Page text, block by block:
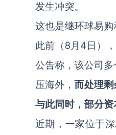
发生冲突。
这也是继环球易
此前（8月4日）
公告称，该公司
压海外， 而处理剩
与此同时，部分资
近期，一家位于